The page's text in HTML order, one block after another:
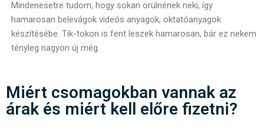
Mindenesetre tudom, hogy sokan örülnének neki, így
hamarosan belevágok videós anyagok, oktatóanyagok
készítésébe. Tik-tokon is fent leszek hamarosan, bár ez nekem
tényleg nagyon új még.
Miért csomagokban vannak az
árak és miért kell előre fizetni?